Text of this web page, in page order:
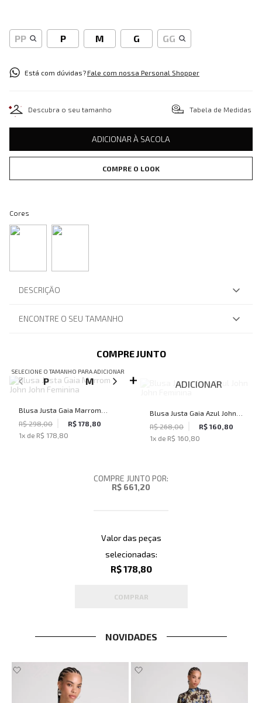
PP P M G GG
Está com dúvidas?Fale com nossa Personal Shopper
Descubra o seu tamanho Tabela de Medidas
ADICIONAR À SACOLA
COMPRE O LOOK
Cores
DESCRIÇÃO
ENCONTRE O SEU TAMANHO
COMPRE JUNTO
SELECIONE O TAMANHO PARA ADICIONAR
P M G
Blusa Justa Gaia Marrom
John John Feminina
R$ 298,00
R$ 178,80
1x de R$ 178,80
ADICIONAR
Blusa Justa Gaia Azul John
John Feminina
R$ 268,00
R$ 160,80
1x de R$ 160,80
COMPRE JUNTO POR:
R$ 661,20
Valor das peças
selecionadas:
R$ 178,80
COMPRAR
NOVIDADES